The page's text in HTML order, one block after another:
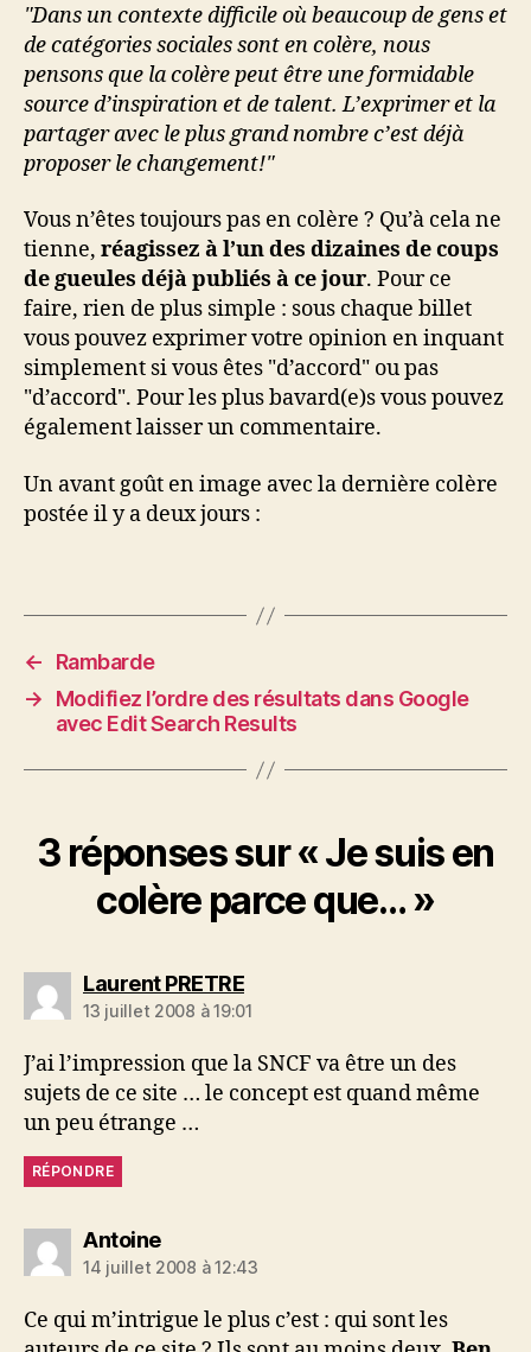
"Dans un contexte difficile où beaucoup de gens et
de catégories sociales sont en colère, nous
pensons que la colère peut être une formidable
source d’inspiration et de talent. L’exprimer et la
partager avec le plus grand nombre c’est déjà
proposer le changement!"
Vous n’êtes toujours pas en colère ? Qu’à cela ne
tienne, réagissez à l’un des dizaines de coups
de gueules déjà publiés à ce jour. Pour ce
faire, rien de plus simple : sous chaque billet
vous pouvez exprimer votre opinion en inquant
simplement si vous êtes "d’accord" ou pas
"d’accord". Pour les plus bavard(e)s vous pouvez
également laisser un commentaire.
Un avant goût en image avec la dernière colère
postée il y a deux jours :
←
Rambarde
→
Modifiez l’ordre des résultats dans Google
avec Edit Search Results
3 réponses sur « Je suis en
colère parce que… »
Laurent PRETREdit :
13 juillet 2008 à 19:01
J’ai l’impression que la SNCF va être un des
sujets de ce site … le concept est quand même
un peu étrange …
RÉPONDRE
Antoinedit :
14 juillet 2008 à 12:43
Ce qui m’intrigue le plus c’est : qui sont les